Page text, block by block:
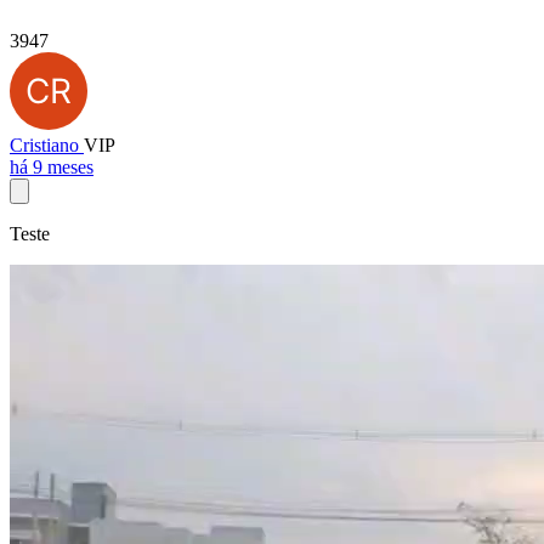
3947
Cristiano VIP
há 9 meses
Teste